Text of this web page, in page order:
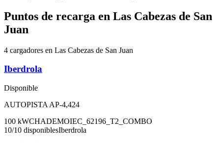
Puntos de recarga en Las Cabezas de San
Juan
4 cargadores en Las Cabezas de San Juan
Iberdrola
Disponible
AUTOPISTA AP-4,424
100 kWCHADEMOIEC_62196_T2_COMBO
10/10 disponiblesIberdrola